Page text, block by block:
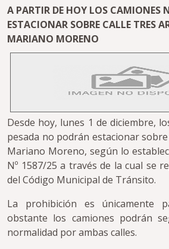
A PARTIR DE HOY LOS CAMIONES
ESTACIONAR SOBRE CALLE TRES
MARIANO MORENO
Desde hoy, lunes 1 de diciembre,
pesada no podrán estacionar
Mariano Moreno, según lo
Nº 1587/25 a través de la cual se
del Código Municipal de Tránsito.
La prohibición es únicamente
obstante los camiones podrán
normalidad por ambas calles.